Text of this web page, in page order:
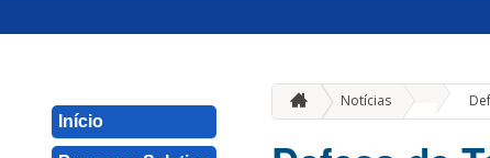
Início
Notícias